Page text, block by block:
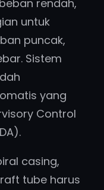
rendah,
untuk
puncak,
Sistem
yang
Control
casing,
tube harus